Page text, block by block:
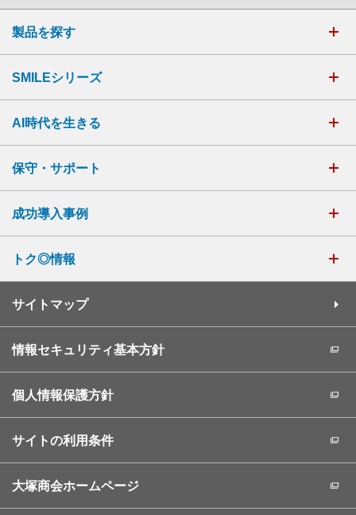
製品を探す
SMILEシリーズ
AI時代を生きる
保守・サポート
成功導入事例
トク◎情報
サイトマップ
情報セキュリティ基本方針
個人情報保護方針
サイトの利用条件
大塚商会ホームページ